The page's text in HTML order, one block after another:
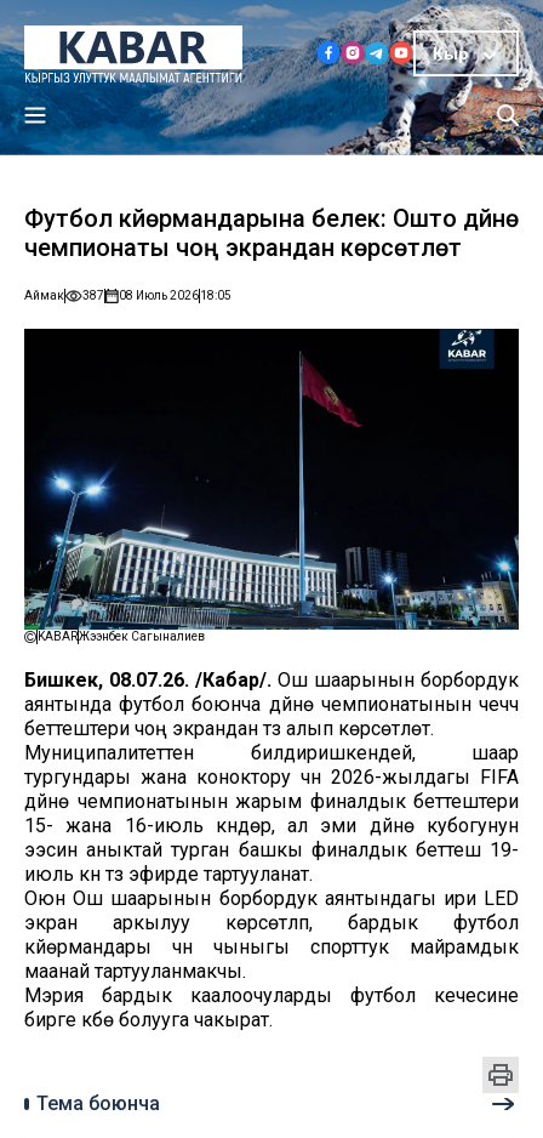
Кыр
Футбол күйөрмандарына белек: Ошто дүйнө
чемпионаты чоң экрандан көрсөтүлөт
Аймак 387 08 Июль 202618:05
KABARЖээнбек Сагыналиев
Бишкек, 08.07.26. /Кабар/. Ош шаарынын борбордук
аянтында футбол боюнча дүйнө чемпионатынын чечүүчү
беттештери чоң экрандан түз алып көрсөтүлөт.
Муниципалитеттен билдиришкендей, шаар
тургундары жана коноктору үчүн 2026-жылдагы FIFA
дүйнө чемпионатынын жарым финалдык беттештери
15- жана 16-июль күндөрү, ал эми дүйнө кубогунун
ээсин аныктай турган башкы финалдык беттеш 19-
июль күнү түз эфирде тартууланат.
Оюн Ош шаарынын борбордук аянтындагы ири LED
экран аркылуу көрсөтүлүп, бардык футбол
күйөрмандары үчүн чыныгы спорттук майрамдык
маанай тартууланмакчы.
Мэрия бардык каалоочуларды футбол кечесине
бирге күбө болууга чакырат.
Тема боюнча